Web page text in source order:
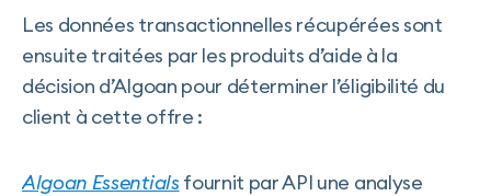
Les données transactionnelles récupérées sont
ensuite traitées par les produits d’aide à la
décision d’Algoan pour déterminer l’éligibilité du
client à cette offre :
Algoan Essentialsfournit par API une analyse